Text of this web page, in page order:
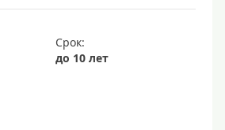
Срок:
до 10 лет